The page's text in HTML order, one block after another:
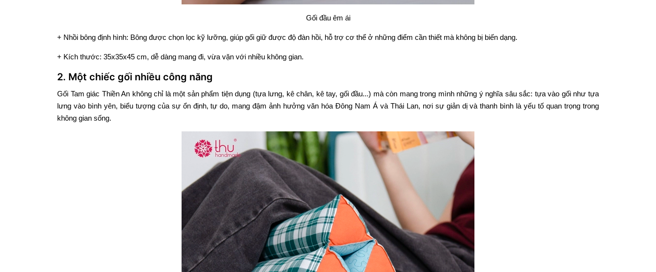
Gối đầu êm ái
+ Nhồi bông định hình: Bông được chọn lọc kỹ lưỡng, giúp gối giữ được độ đàn hồi, hỗ trợ cơ thể ở những điểm cần thiết mà không bị biến dạng.
+ Kích thước: 35x35x45 cm, dễ dàng mang đi, vừa vặn với nhiều không gian.
2. Một chiếc gối nhiều công năng
Gối Tam giác Thiền An không chỉ là một sản phẩm tiện dụng (tựa lưng, kê chân, kê tay, gối đầu...) mà còn mang trong mình những ý nghĩa sâu sắc: tựa vào gối như tựa
lưng vào bình yên, biểu tượng của sự ổn định, tự do, mang đậm ảnh hưởng văn hóa Đông Nam Á và Thái Lan, nơi sự giản dị và thanh bình là yếu tố quan trọng trong
không gian sống.